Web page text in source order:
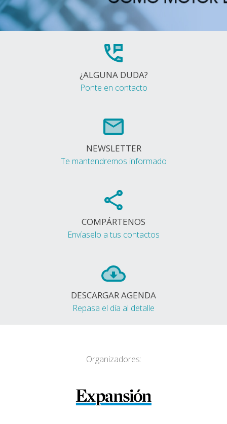
¿ALGUNA DUDA?
Ponte en contacto
NEWSLETTER
Te mantendremos informado
COMPÁRTENOS
Envíaselo a tus contactos
DESCARGAR AGENDA
Repasa el día al detalle
Organizadores: